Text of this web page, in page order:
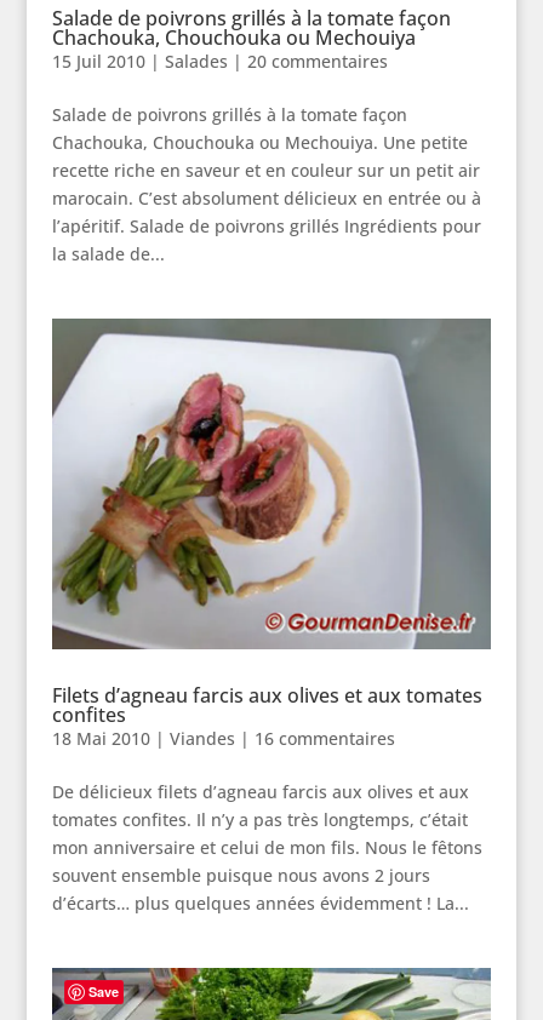
Salade de poivrons grillés à la tomate façon
Chachouka, Chouchouka ou Mechouiya
15 Juil 2010| Salades | 20 commentaires
Salade de poivrons grillés à la tomate façon
Chachouka, Chouchouka ou Mechouiya. Une petite
recette riche en saveur et en couleur sur un petit air
marocain. C’est absolument délicieux en entrée ou à
l’apéritif. Salade de poivrons grillés Ingrédients pour
la salade de...
Filets d’agneau farcis aux olives et aux tomates
confites
18 Mai 2010| Viandes | 16 commentaires
De délicieux filets d’agneau farcis aux olives et aux
tomates confites. Il n’y a pas très longtemps, c’était
mon anniversaire et celui de mon fils. Nous le fêtons
souvent ensemble puisque nous avons 2 jours
d’écarts… plus quelques années évidemment ! La...
Save